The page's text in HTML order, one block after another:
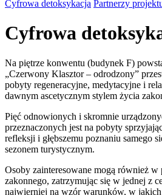
Cyfrowa detoksykacja Partnerzy
Cyfrowa
Na piętrze konwentu (budynek F)
„Czerwony Klasztor – odrodzony”
pobyty regeneracyjne, medytacyjne i
dawnym ascetycznym stylem życia
Pięć odnowionych i skromnie
przeznaczonych jest na pobyty
refleksji i głębszemu poznaniu samego
sezonem turystycznym.
Osoby zainteresowane mogą również w
zakonnego, zatrzymując się w jednej z
najwierniej na wzór warunków, w